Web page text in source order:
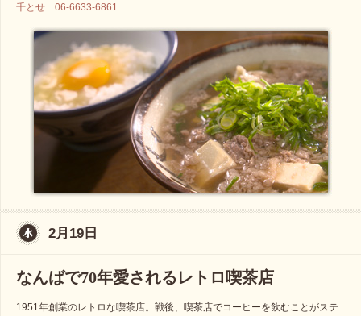
千とせ 06-6633-6861
2月19日
なんばで70年愛されるレトロ喫茶店
1951年創業のレトロな喫茶店。戦後、喫茶店でコーヒーを飲むことがステ